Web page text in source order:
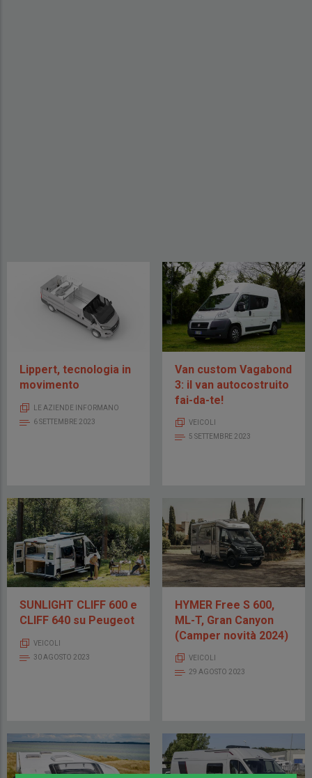
Lippert, tecnologia in
movimento
LE AZIENDE INFORMANO
6 SETTEMBRE 2023
Van custom Vagabond
3: il van autocostruito
fai-da-te!
VEICOLI
5 SETTEMBRE 2023
SUNLIGHT CLIFF 600 e
CLIFF 640 su Peugeot
VEICOLI
30 AGOSTO 2023
HYMER Free S 600,
ML-T, Gran Canyon
(Camper novità 2024)
VEICOLI
29 AGOSTO 2023